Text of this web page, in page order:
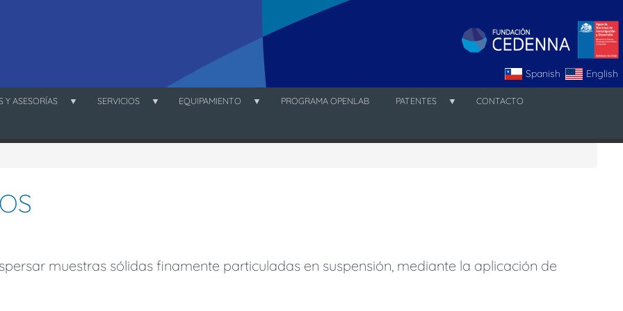
Spanish
English
Y ASESORÍAS SERVICIOS EQUIPAMIENTO PROGRAMA OPENLAB PATENTES CONTACTO
muestras sólidas finamente particuladas en suspensión, mediante la aplicación de